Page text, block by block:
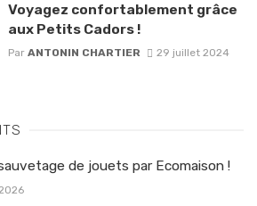
Voyagez confortablement grâce
aux Petits Cadors !
Par ANTONIN CHARTIER 29 juillet 2024
de jouets par Ecomaison !